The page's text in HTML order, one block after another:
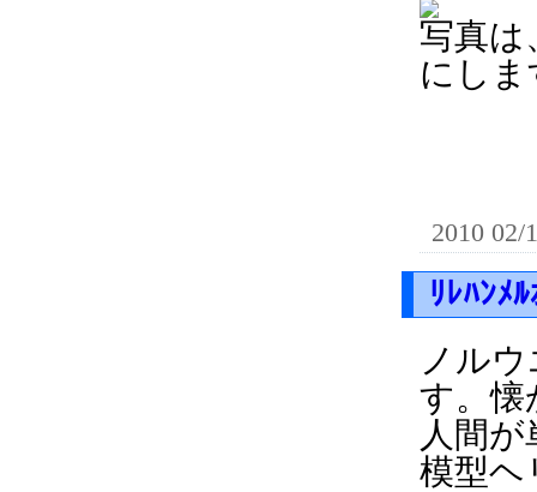
写真は
にしま
2010 02/
ﾘﾚﾊﾝﾒ
ノル
す。懐
人間
模型ヘ